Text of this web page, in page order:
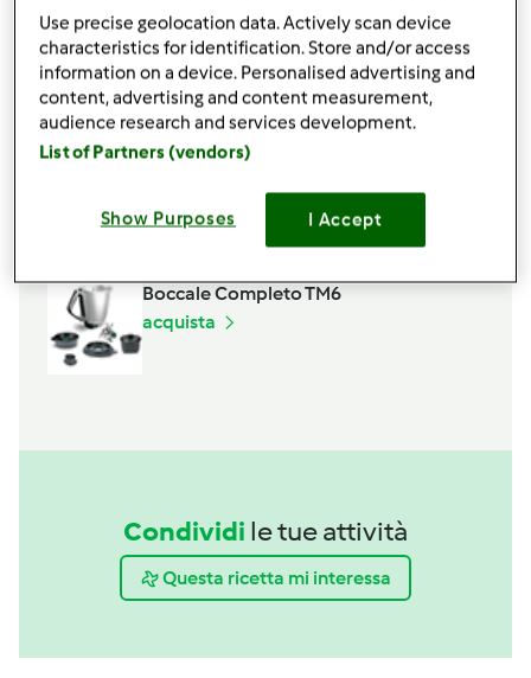
di confettura,
a piacere
Aggiungi alla lista della spesa
Accessori che ti serviranno
acquista
Boccale Completo TM6
acquista
Condividi le tue attività
Questa ricetta mi interessa
Use precise geolocation data. Actively scan device
characteristics for identification. Store and/or access
information on a device. Personalised advertising and
content, advertising and content measurement,
audience research and services development.
List of Partners (vendors)
Show Purposes I Accept